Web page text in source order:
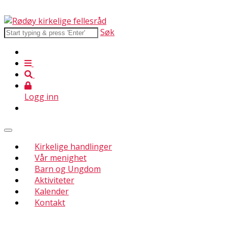
Søk
Logg inn
Kirkelige handlinger
Vår menighet
Barn og Ungdom
Aktiviteter
Kalender
Kontakt